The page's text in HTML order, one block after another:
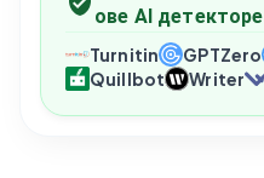
ове AI детекторе
Turnitin GPTZero
Quillbot
Writer